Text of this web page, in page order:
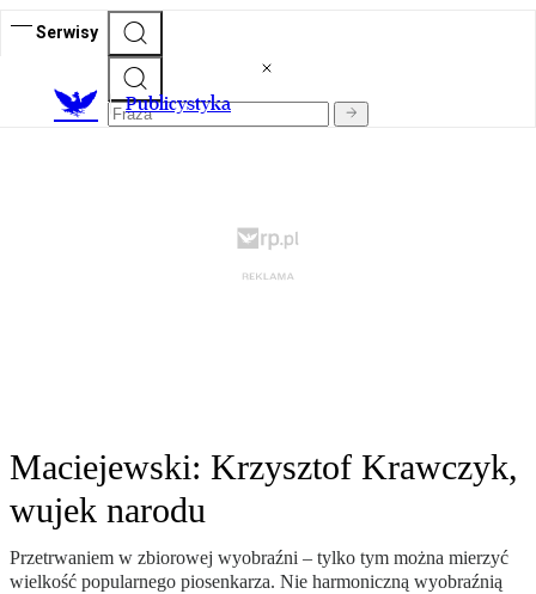
Serwisy
Publicystyka
Maciejewski: Krzysztof Krawczyk,
wujek narodu
Przetrwaniem w zbiorowej wyobraźni – tylko tym można mierzyć
wielkość popularnego piosenkarza. Nie harmoniczną wyobraźnią